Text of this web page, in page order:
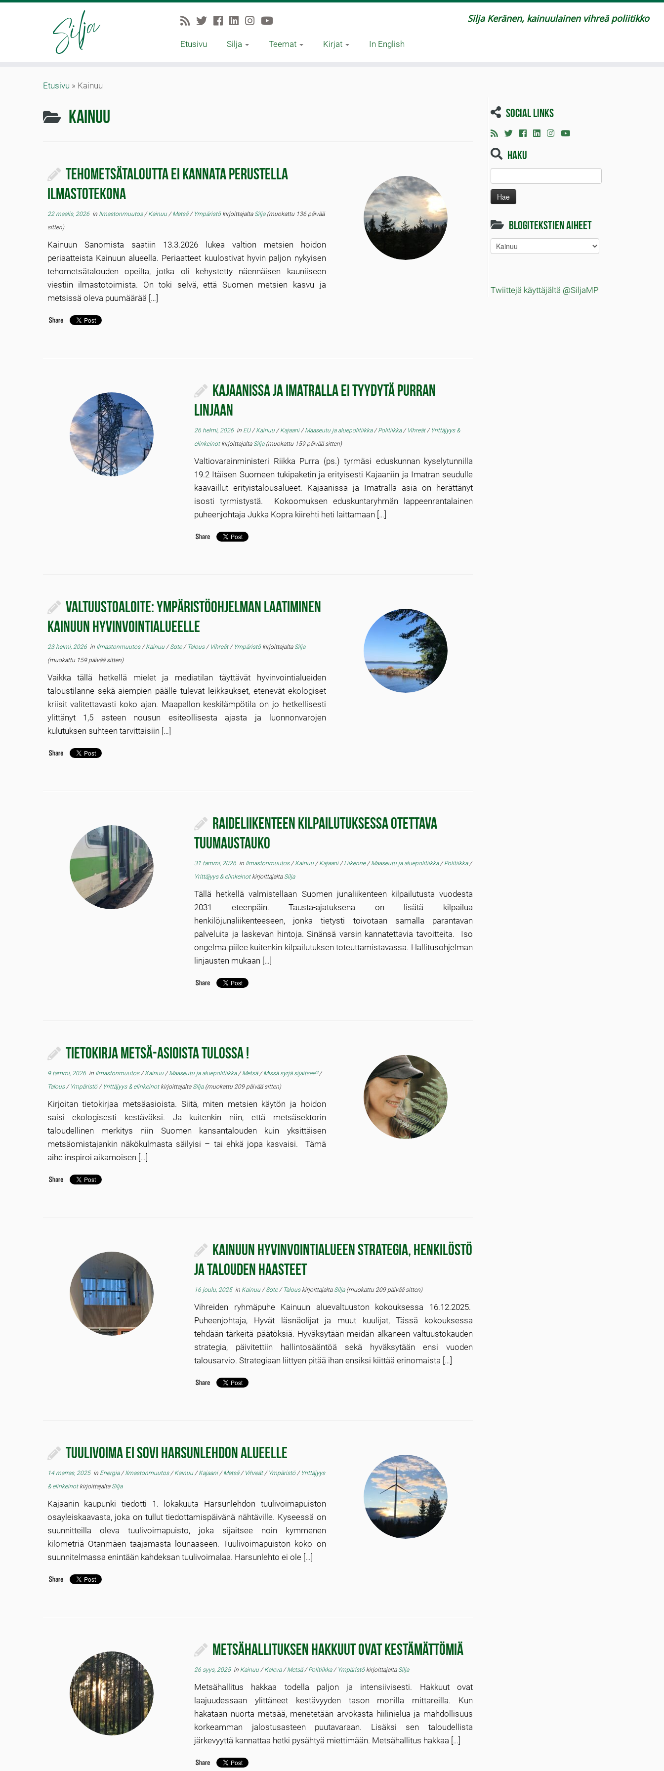
Silja Keränen, kainuulainen vihreä poliitikko
Etusivu Silja Teemat Kirjat In English
Etusivu » Kainuu
Kainuu
Tehometsätaloutta ei kannata perustella
ilmastotekona
22 maalis, 2026in Ilmastonmuutos/Kainuu /Metsä/ Ympäristö kirjoittajalta Silja(muokattu 136 päivää
sitten)
Kainuun Sanomista saatiin 13.3.2026 lukea valtion metsien hoidon
periaatteista Kainuun alueella. Periaatteet kuulostivat hyvin paljon nykyisen
tehometsätalouden opeilta, jotka oli kehystetty näennäisen kauniiseen
viestiin ilmastotoimista. On toki selvä, että Suomen metsien kasvu ja
metsissä oleva puumäärää […]
Kajaanissa ja Imatralla ei tyydytä Purran
linjaan
26 helmi, 2026 in EU/Kainuu/Kajaani/Maaseutu ja aluepolitiikka/Politiikka/ Vihreät/ Yrittäjyys &
elinkeinot kirjoittajalta Silja(muokattu 159 päivää sitten)
Valtiovarainministeri Riikka Purra (ps.) tyrmäsi eduskunnan kyselytunnilla
19.2 Itäisen Suomeen tukipaketin ja erityisesti Kajaaniin ja Imatran seudulle
kaavaillut erityistalousalueet. Kajaanissa ja Imatralla asia on herättänyt
isosti tyrmistystä. Kokoomuksen eduskuntaryhmän lappeenrantalainen
puheenjohtaja Jukka Kopra kiirehti heti laittamaan […]
Valtuustoaloite: Ympäristöohjelman laatiminen
Kainuun hyvinvointialueelle
23 helmi, 2026in Ilmastonmuutos/Kainuu /Sote/ Talous/ Vihreät/ Ympäristö kirjoittajalta Silja
(muokattu 159 päivää sitten)
Vaikka tällä hetkellä mielet ja mediatilan täyttävät hyvinvointialueiden
taloustilanne sekä aiempien päälle tulevat leikkaukset, etenevät ekologiset
kriisit valitettavasti koko ajan. Maapallon keskilämpötila on jo hetkellisesti
ylittänyt 1,5 asteen nousun esiteollisesta ajasta ja luonnonvarojen
kulutuksen suhteen tarvittaisiin […]
Raideliikenteen kilpailutuksessa otettava
tuumaustauko
31 tammi, 2026 in Ilmastonmuutos/Kainuu/Kajaani/Liikenne/Maaseutu ja aluepolitiikka/Politiikka/
Yrittäjyys & elinkeinot kirjoittajalta Silja
Tällä hetkellä valmistellaan Suomen junaliikenteen kilpailutusta vuodesta
2031 eteenpäin. Tausta-ajatuksena on lisätä kilpailua
henkilöjunaliikenteeseen, jonka tietysti toivotaan samalla parantavan
palveluita ja laskevan hintoja. Sinänsä varsin kannatettavia tavoitteita. Iso
ongelma piilee kuitenkin kilpailutuksen toteuttamistavassa. Hallitusohjelman
linjausten mukaan […]
Tietokirja metsä-asioista tulossa !
9 tammi, 2026in Ilmastonmuutos/Kainuu /Maaseutu ja aluepolitiikka/Metsä/Missä syrjä sijaitsee?/
Talous/ Ympäristö / Yrittäjyys & elinkeinot kirjoittajalta Silja(muokattu 209 päivää sitten)
Kirjoitan tietokirjaa metsäasioista. Siitä, miten metsien käytön ja hoidon
saisi ekologisesti kestäväksi. Ja kuitenkin niin, että metsäsektorin
taloudellinen merkitys niin Suomen kansantalouden kuin yksittäisen
metsäomistajankin näkökulmasta säilyisi – tai ehkä jopa kasvaisi. Tämä
aihe inspiroi aikamoisen […]
Kainuun hyvinvointialueen strategia, henkilöstö
ja talouden haasteet
16 joulu, 2025in Kainuu/Sote/ Talous kirjoittajalta Silja(muokattu 209 päivää sitten)
Vihreiden ryhmäpuhe Kainuun aluevaltuuston kokouksessa 16.12.2025.
Puheenjohtaja, Hyvät läsnäolijat ja muut kuulijat, Tässä kokouksessa
tehdään tärkeitä päätöksiä. Hyväksytään meidän alkaneen valtuustokauden
strategia, päivitettiin hallintosääntöä sekä hyväksytään ensi vuoden
talousarvio. Strategiaan liittyen pitää ihan ensiksi kiittää erinomaista […]
Tuulivoima ei sovi Harsunlehdon alueelle
14 marras, 2025in Energia/Ilmastonmuutos/Kainuu /Kajaani/Metsä/ Vihreät/ Ympäristö / Yrittäjyys
& elinkeinot kirjoittajalta Silja
Kajaanin kaupunki tiedotti 1. lokakuuta Harsunlehdon tuulivoimapuiston
osayleiskaavasta, joka on tullut tiedottamispäivänä nähtäville. Kyseessä on
suunnitteilla oleva tuulivoimapuisto, joka sijaitsee noin kymmenen
kilometriä Otanmäen taajamasta lounaaseen. Tuulivoimapuiston koko on
suunnitelmassa enintään kahdeksan tuulivoimalaa. Harsunlehto ei ole […]
Metsähallituksen hakkuut ovat kestämättömiä
26 syys, 2025in Kainuu/Kaleva/Metsä/Politiikka/ Ympäristö kirjoittajalta Silja
Metsähallitus hakkaa todella paljon ja intensiivisesti. Hakkuut ovat
laajuudessaan ylittäneet kestävyyden tason monilla mittareilla. Kun
hakataan nuorta metsää, menetetään arvokasta hiilinielua ja mahdollisuus
korkeamman jalostusasteen puutavaraan. Lisäksi sen taloudellista
järkevyyttä kannattaa hetki pysähtyä miettimään. Metsähallitus hakkaa […]
Social links
Haku
Blogitekstien aiheet
Blogitekstien
aiheet
Twiittejä käyttäjältä @SiljaMP